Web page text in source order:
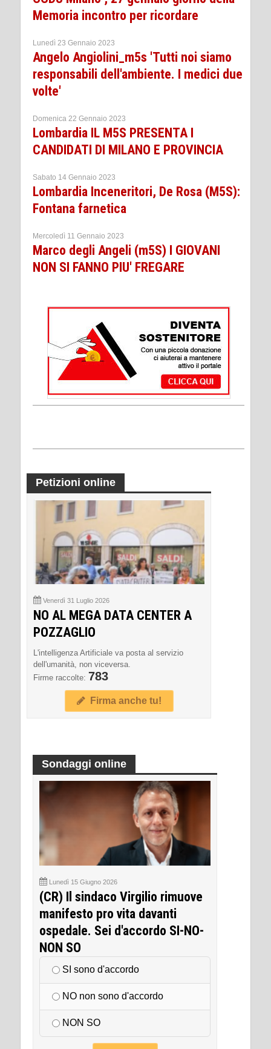
Memoria incontro per ricordare
Lunedì 23 Gennaio 2023
Angelo Angiolini_m5s 'Tutti noi siamo
responsabili dell'ambiente. I medici due
volte'
Domenica 22 Gennaio 2023
Lombardia IL M5S PRESENTA I
CANDIDATI DI MILANO E PROVINCIA
Sabato 14 Gennaio 2023
Lombardia Inceneritori, De Rosa (M5S):
Fontana farnetica
Mercoledì 11 Gennaio 2023
Marco degli Angeli (m5S) I GIOVANI
NON SI FANNO PIU' FREGARE
Petizioni online
Venerdì 31 Luglio 2026
NO AL MEGA DATA CENTER A
POZZAGLIO
L'intelligenza Artificiale va posta al servizio
dell'umanità, non viceversa.
Firme raccolte: 783
Firma anche tu!
Sondaggi online
Lunedì 15 Giugno 2026
(CR) Il sindaco Virgilio rimuove
manifesto pro vita davanti
ospedale. Sei d'accordo SI-NO-
NON SO
SI sono d'accordo
NO non sono d'accordo
NON SO